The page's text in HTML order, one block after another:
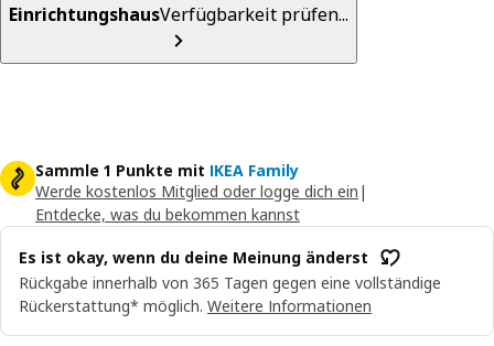
EinrichtungshausVerfügbarkeit prüfen...
Sammle 1 Punkte mit IKEA Family
Werde kostenlos Mitglied oder logge dich ein |
Entdecke, was du bekommen kannst
Es ist okay, wenn du deine Meinung änderst
Rückgabe innerhalb von 365 Tagen gegen eine vollständige
Rückerstattung* möglich. Weitere Informationen